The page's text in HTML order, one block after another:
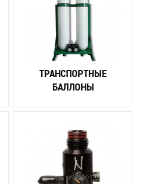
ТРАНСПОРТНЫЕ
БАЛЛОНЫ